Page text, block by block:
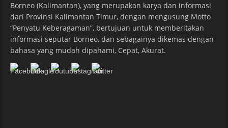
Borneo (Kalimantan), yang merupakan karya dan informasi
dari Provinsi Kalimantan Timur, dengan mengusung Motto
“Penyatu Keberagaman”, bertujuan untuk memberitakan
informasi seputar Borneo, dan sebagainya dikemas dengan
bahasa yang mudah dipahami, Cepat, Akurat.